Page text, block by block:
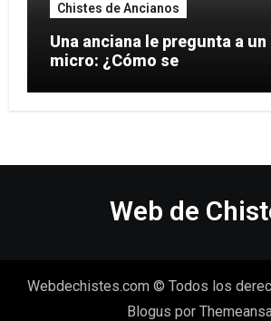
Chistes de Ancianos
Una anciana le pregunta a
micro: ¿Cómo se
Web de
Webdechistes.com © Todos los
Blogus por